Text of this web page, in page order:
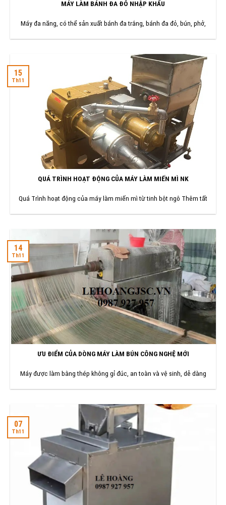
MÁY LÀM BÁNH ĐA ĐỎ NHẬP KHẨU
Máy đa năng, có thể sản xuất bánh đa trắng, bánh đa đỏ, bún, phở,
QUÁ TRÌNH HOẠT ĐỘNG CỦA MÁY LÀM MIẾN MÌ NK
Quá Trình hoạt động của máy làm miến mì từ tinh bột ngô Thêm tất
15
Th11
ƯU ĐIỂM CỦA DÒNG MÁY LÀM BÚN CÔNG NGHỆ MỚI
Máy được làm bằng thép không gỉ đúc, an toàn và vệ sinh, dễ dàng
14
Th11
07
Th11